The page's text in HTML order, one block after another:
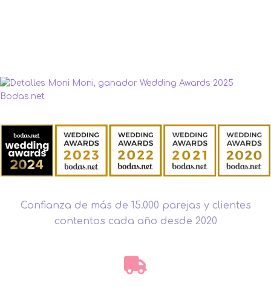
Confianza de más de 15.000 parejas y clientes
contentos cada año desde 2020